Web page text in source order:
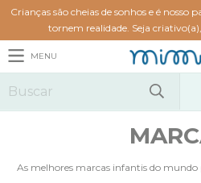
Crianças são cheias de sonhos e é nosso
tornem realidade. Seja
MENU
As melhores marcas infantis do mundo